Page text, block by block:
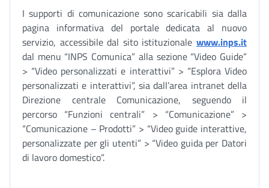
I supporti di comunicazione sono scaricabili sia dalla
pagina informativa del portale dedicata al nuovo
servizio, accessibile dal sito istituzionale www.inps.it
dal menu “INPS Comunica” alla sezione “Video Guide”
> “Video personalizzati e interattivi” > “Esplora Video
personalizzati e interattivi”, sia dall’area intranet della
Direzione centrale Comunicazione, seguendo il
percorso “Funzioni centrali” > “Comunicazione” >
“Comunicazione – Prodotti” > “Video guide interattive,
personalizzate per gli utenti” > “Video guida per Datori
di lavoro domestico”.